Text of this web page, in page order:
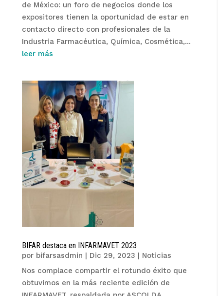
de México: un foro de negocios donde los
expositores tienen la oportunidad de estar en
contacto directo con profesionales de la
Industria Farmacéutica, Química, Cosmética,...
leer más
BIFAR destaca en INFARMAVET 2023
por bifarsasdmin | Dic 29, 2023 | Noticias
Nos complace compartir el rotundo éxito que
obtuvimos en la más reciente edición de